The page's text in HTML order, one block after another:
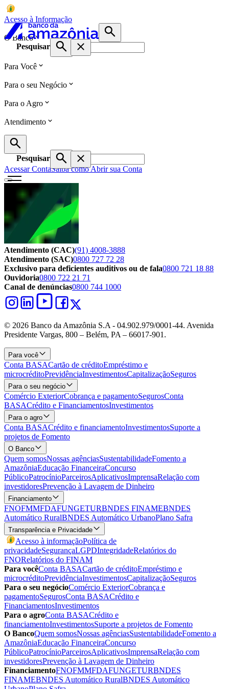
Acesso à Informação
O Banco
Pesquisar
Para Você
Para o seu Negócio
Para o Agro
Atendimento
Pesquisar
Acessar ContaSaiba como Abrir sua Conta
Atendimento (CAC)(91) 4008-3888
Atendimento (SAC)0800 727 72 28
Exclusivo para deficientes auditivos ou de fala0800 721 18 88
Ouvidoria0800 722 21 71
Canal de denúncias0800 744 1000
© 2026 Banco da Amazônia S.A - 04.902.979/0001‐44. Avenida
Presidente Vargas, 800 – Belém, PA – 66017-901.
Para você
Conta BASACartão de créditoEmpréstimo e
microcréditoPrevidênciaInvestimentosCapitalizaçãoSeguros
Para o seu negócio
Comércio ExteriorCobrança e pagamentoSegurosConta
BASACrédito e FinanciamentosInvestimentos
Para o agro
Conta BASACrédito e financiamentoInvestimentosSuporte a
projetos de Fomento
O Banco
Quem somosNossas agênciasSustentabilidadeFomento a
AmazôniaEducação FinanceiraConcurso
PúblicoPatrocínioParceirosAplicativosImprensaRelação com
investidoresPrevenção à Lavagem de Dinheiro
Financiamento
FNOFMMFDAFUNGETURBNDES FINAMEBNDES
Automático RuralBNDES Automático UrbanoPlano Safra
Transparência e Privacidade
Acesso à informaçãoPolítica de
privacidadeSegurançaLGPDIntegridadeRelatórios do
FNORelatórios do FINAM
Para vocêConta BASACartão de créditoEmpréstimo e
microcréditoPrevidênciaInvestimentosCapitalizaçãoSeguros
Para o seu negócioComércio ExteriorCobrança e
pagamentoSegurosConta BASACrédito e
FinanciamentosInvestimentos
Para o agroConta BASACrédito e
financiamentoInvestimentosSuporte a projetos de Fomento
O BancoQuem somosNossas agênciasSustentabilidadeFomento a
AmazôniaEducação FinanceiraConcurso
PúblicoPatrocínioParceirosAplicativosImprensaRelação com
investidoresPrevenção à Lavagem de Dinheiro
FinanciamentoFNOFMMFDAFUNGETURBNDES
FINAMEBNDES Automático RuralBNDES Automático